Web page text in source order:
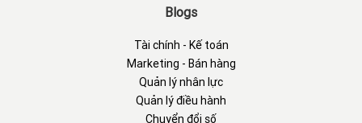
Blogs
Tài chính - Kế toán
Marketing - Bán hàng
Quản lý nhân lực
Quản lý điều hành
Chuyển đổi số